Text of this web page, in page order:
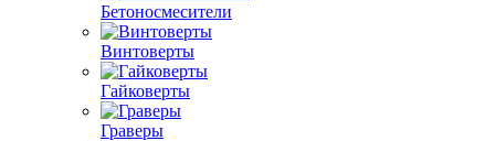
Бетоносмесители
Винтоверты
Гайковерты
Граверы